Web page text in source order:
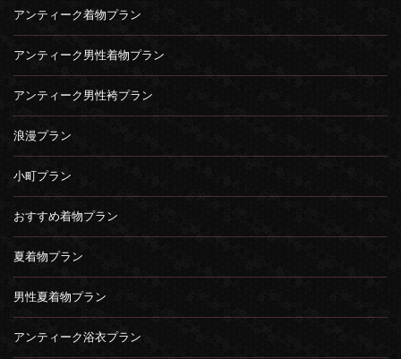
アンティーク着物プラン
アンティーク男性着物プラン
アンティーク男性袴プラン
浪漫プラン
小町プラン
おすすめ着物プラン
夏着物プラン
男性夏着物プラン
アンティーク浴衣プラン